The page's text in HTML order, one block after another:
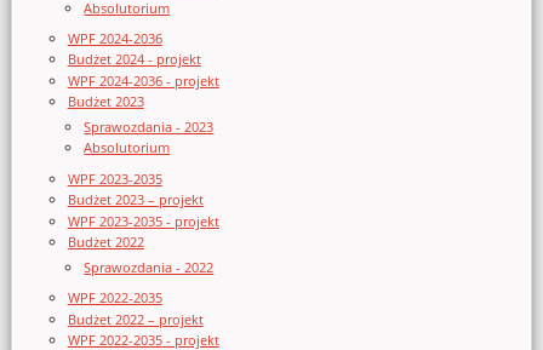
Absolutorium
WPF 2024-2036
Budżet 2024 - projekt
WPF 2024-2036 - projekt
Budżet 2023
Sprawozdania - 2023
Absolutorium
WPF 2023-2035
Budżet 2023 – projekt
WPF 2023-2035 - projekt
Budżet 2022
Sprawozdania - 2022
WPF 2022-2035
Budżet 2022 – projekt
WPF 2022-2035 - projekt